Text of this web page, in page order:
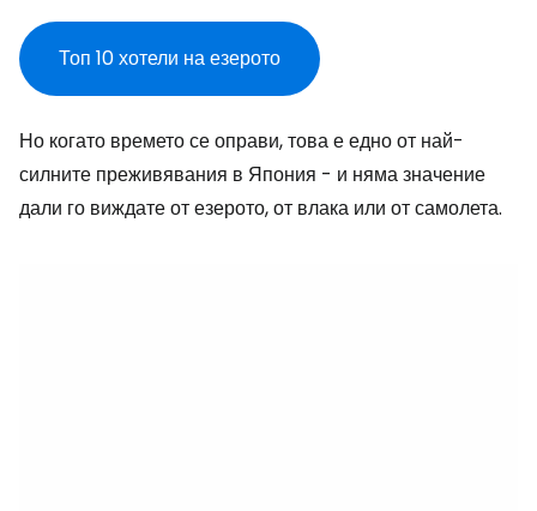
Топ 10 хотели на езерото
Но когато времето се оправи, това е едно от най-
силните преживявания в Япония - и няма значение
дали го виждате от езерото, от влака или от самолета.